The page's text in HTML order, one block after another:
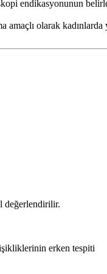
endikasyonunun
olarak
değerlendirilir.
erken tespiti